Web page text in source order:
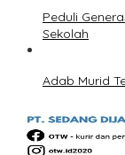
Peduli
Sekolah
Adab Murid